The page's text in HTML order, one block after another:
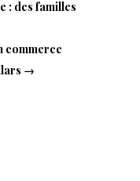
: des familles
commerce
→